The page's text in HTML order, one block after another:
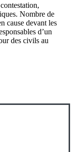
Nombre de
cause devant les
d’un
des civils au